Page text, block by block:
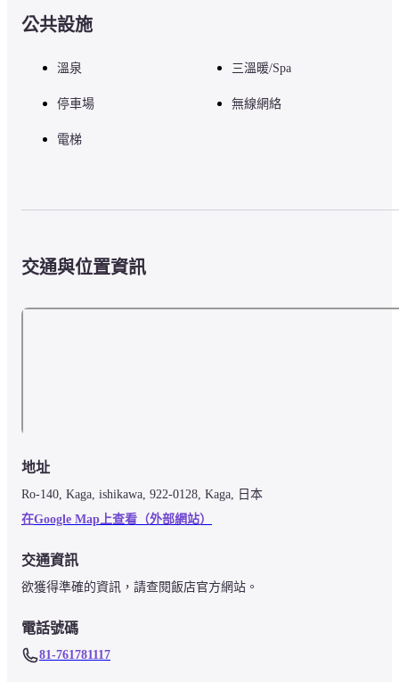
公共設施
溫泉 三溫暖/Spa
停車場 無線網絡
電梯
交通與位置資訊
地址
Ro-140, Kaga, ishikawa, 922-0128, Kaga, 日本
在Google Map上查看（外部網站）
交通資訊
欲獲得準確的資訊，請查閱飯店官方網站。
電話號碼
81-761781117